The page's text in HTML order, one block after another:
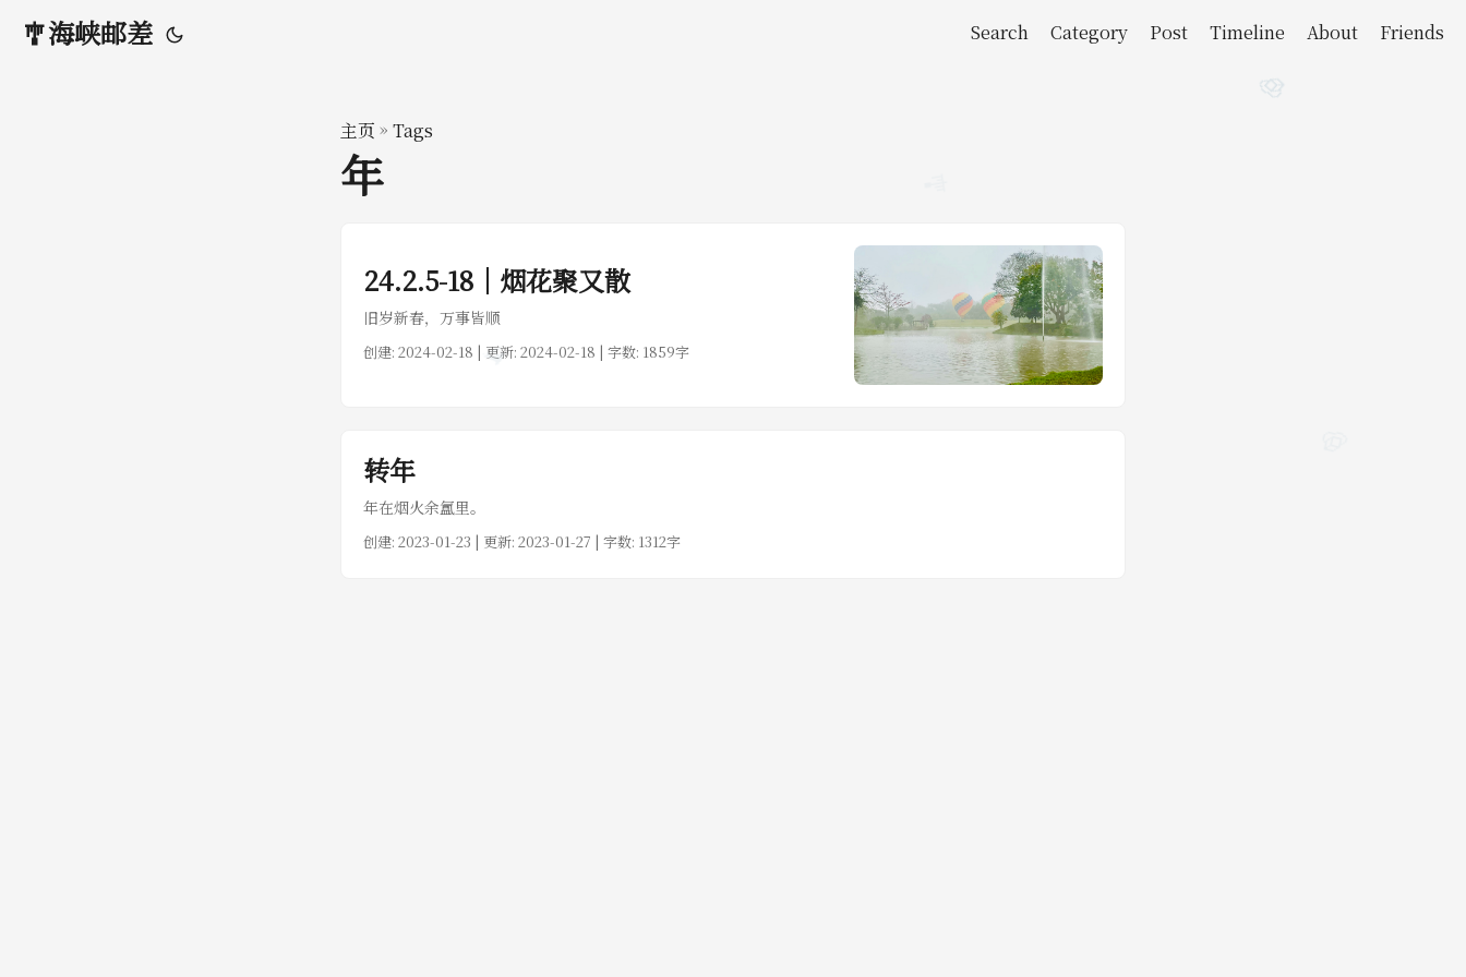
🎐海峡邮差 Search Category Post Timeline About Friends
主页 » Tags
年
24.2.5-18｜烟花聚又散
旧岁新春，万事皆顺
创建: 2024-02-18 | 更新: 2024-02-18 | 字数: 1859字
转年
年在烟火余氲里。
创建: 2023-01-23 | 更新: 2023-01-27 | 字数: 1312字
🪼